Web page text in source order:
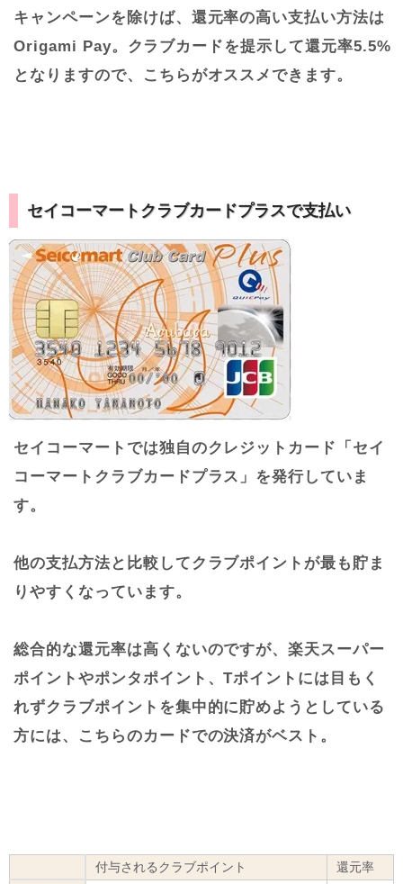
キャンペーンを除けば、還元率の高い支払い方法は
Origami Pay。クラブカードを提示して還元率5.5%
となりますので、こちらがオススメできます。
セイコーマートクラブカードプラスで支払い
セイコーマートでは独自のクレジットカード「セイ
コーマートクラブカードプラス」を発行していま
す。
他の支払方法と比較してクラブポイントが最も貯ま
りやすくなっています。
総合的な還元率は高くないのですが、楽天スーパー
ポイントやポンタポイント、Tポイントには目もく
れずクラブポイントを集中的に貯めようとしている
方には、こちらのカードでの決済がベスト。
付与されるクラブポイント
還元率